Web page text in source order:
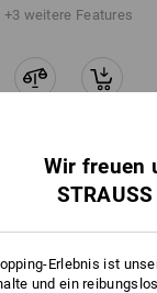
+3 weitere Features
Wir freuen
Erlebnis ist
und ein